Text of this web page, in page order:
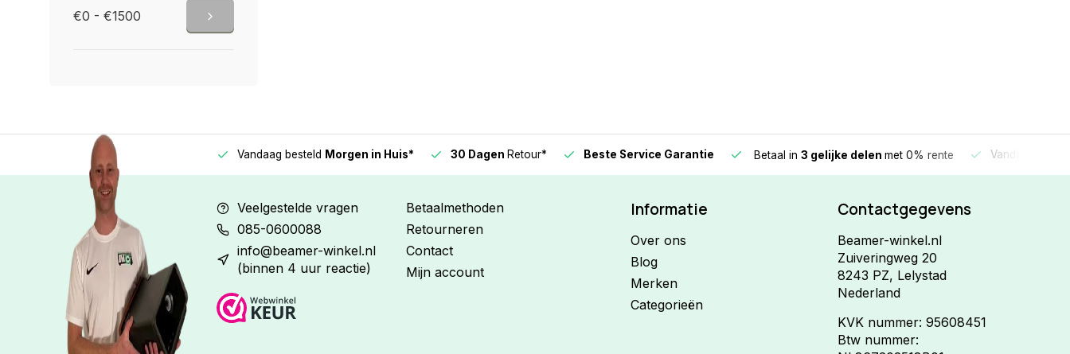
€0 - €1500
3 gelijke delen Vandaag besteld Morgen in Huis* 30 Dagen Retour* Beste Service Garantie Betaal in 3 gelijke delen met 0% rente Vandaag
Veelgestelde vragen
085-0600088
info@beamer-winkel.nl
(binnen 4 uur reactie)
Betaalmethoden
Retourneren
Contact
Mijn account
Informatie
Over ons
Blog
Merken
Categorieën
Contactgegevens
Beamer-winkel.nl
Zuiveringweg 20
8243 PZ, Lelystad
Nederland
KVK nummer: 95608451
Btw nummer: